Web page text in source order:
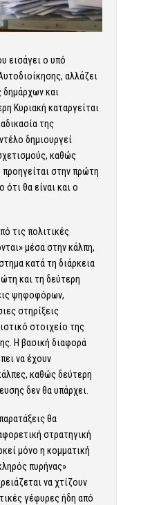
εισάγει ο υπό
αλλάζει
δημάρχων και
Κυριακή καταργείται
της
δημιουργεί
καθώς
στην πρώτη
ότι θα είναι και ο
τις πολιτικές
μέσα στην κάλπη,
κατά τη διάρκεια
και τη δεύτερη
ψηφοφόρων,
στηρίξεις
στοιχείο της
Η βασική διαφορά
να έχουν
καθώς δεύτερη
δεν θα υπάρχει.
θα
στρατηγική
μόνο η κομματική
πυρήνας»
να χτίζουν
γέφυρες ήδη από